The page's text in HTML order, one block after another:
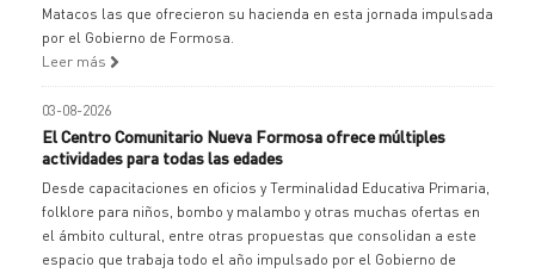
Matacos las que ofrecieron su hacienda en esta jornada impulsada
por el Gobierno de Formosa.
Leer más
03-08-2026
El Centro Comunitario Nueva Formosa ofrece múltiples
actividades para todas las edades
Desde capacitaciones en oficios y Terminalidad Educativa Primaria,
folklore para niños, bombo y malambo y otras muchas ofertas en
el ámbito cultural, entre otras propuestas que consolidan a este
espacio que trabaja todo el año impulsado por el Gobierno de